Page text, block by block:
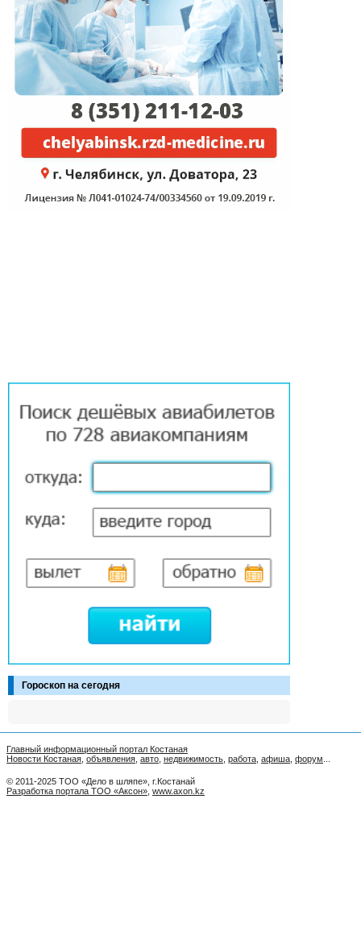
Гороскоп на сегодня
Главный информационный портал Костаная
Новости Костаная объявления авто недвижимость работа афиша форум
© 2011-2025 ТОО «Дело в шляпе», г.Костанай
Разработка портала ТОО «Аксон» www.axon.kz